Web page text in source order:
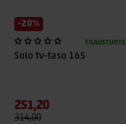
-20%
TILAUSTUOTE
Solo tv-taso 165
251,20
314,00